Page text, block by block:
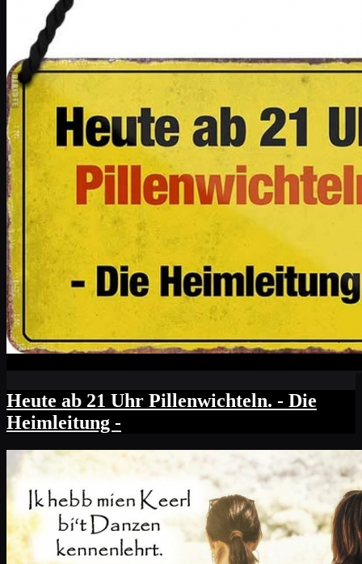
Heute ab 21 Uhr Pillenwichteln. - Die
Heimleitung -